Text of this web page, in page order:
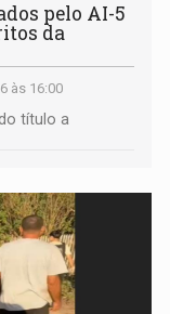
pelo AI-5
da
às 16:00
título a